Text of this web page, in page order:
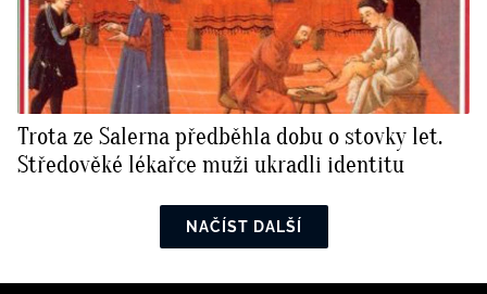
Trota ze Salerna předběhla dobu o stovky let.
Středověké lékařce muži ukradli identitu
NAČÍST DALŠÍ